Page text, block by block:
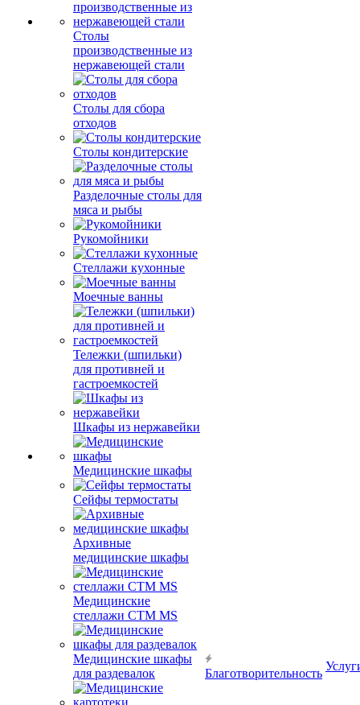
Столы
производственные из
нержавеющей стали
Столы для сбора
отходов
Столы кондитерские
Разделочные столы для
мяса и рыбы
Рукомойники
Стеллажи кухонные
Моечные ванны
Тележки (шпильки)
для противней и
гастроемкостей
Шкафы из нержавейки
Медицинские шкафы
Сейфы термостаты
Архивные
медицинские шкафы
Медицинские
стеллажи CTM MS
Медицинские шкафы
для раздевалок
Благотворительность